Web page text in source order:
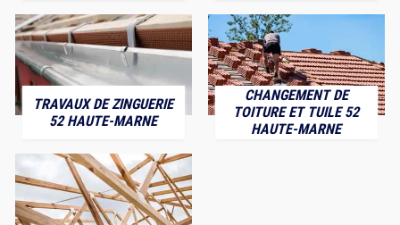
TRAVAUX DE ZINGUERIE
52 HAUTE-MARNE
CHANGEMENT DE
TOITURE ET TUILE 52
HAUTE-MARNE